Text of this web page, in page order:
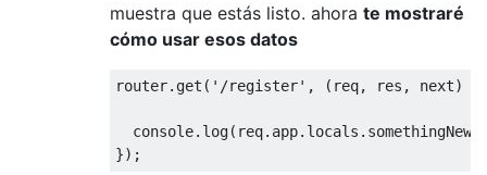
muestra que estás listo. ahora te mostraré
cómo usar esos datos
router.get( '/register' , ( req, res, next)
console